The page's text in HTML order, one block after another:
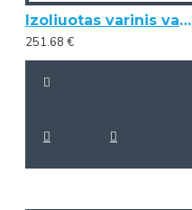
Izoliuotas varinis vamzdelis 1/2" diametro (25 metrai)
251.68 €